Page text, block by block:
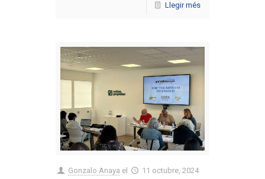
Llegir més
Gonzalo Anaya el 11 octubre, 2024